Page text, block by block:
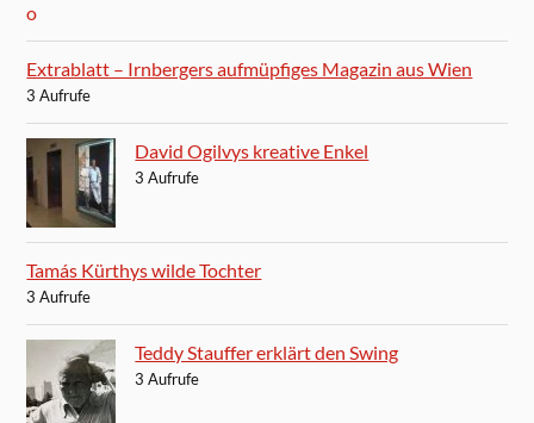
Extrablatt – Irnbergers aufmüpfiges Magazin aus Wien
3 Aufrufe
David Ogilvys kreative Enkel
3 Aufrufe
Tamás Kürthys wilde Tochter
3 Aufrufe
Teddy Stauffer erklärt den Swing
3 Aufrufe